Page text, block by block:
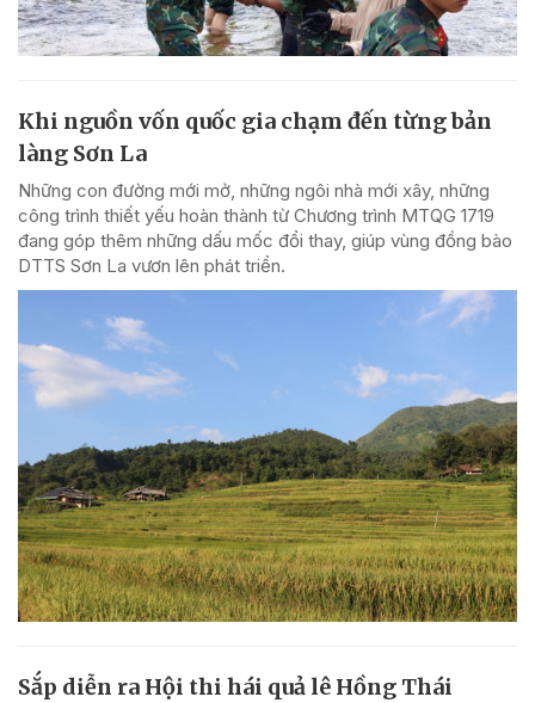
Khi nguồn vốn quốc gia chạm đến từng bản
làng Sơn La
Những con đường mới mở, những ngôi nhà mới xây, những
công trình thiết yếu hoàn thành từ Chương trình MTQG 1719
đang góp thêm những dấu mốc đổi thay, giúp vùng đồng bào
DTTS Sơn La vươn lên phát triển.
Sắp diễn ra Hội thi hái quả lê Hồng Thái